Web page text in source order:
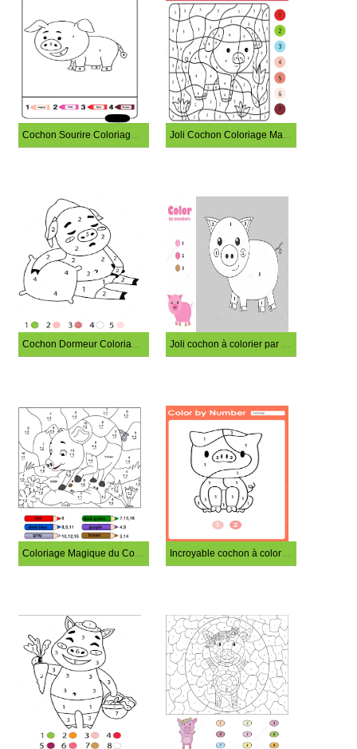
Cochon Sourire Coloriage Magique Joli Cochon Coloriage Magique
Cochon Dormeur Coloriage Magique Joli cochon à colorier par numéro
Coloriage Magique du Cochon et de la Fleur Incroyable cochon à colorier par numéro